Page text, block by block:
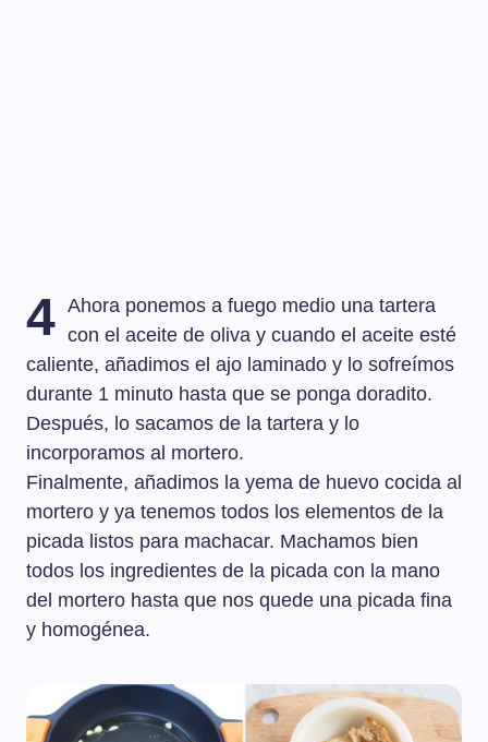
4 Ahora ponemos a fuego medio una tartera
con el aceite de oliva y cuando el aceite esté
caliente, añadimos el ajo laminado y lo sofreímos
durante 1 minuto hasta que se ponga doradito.
Después, lo sacamos de la tartera y lo
incorporamos al mortero.
Finalmente, añadimos la yema de huevo cocida al
mortero y ya tenemos todos los elementos de la
picada listos para machacar. Machamos bien
todos los ingredientes de la picada con la mano
del mortero hasta que nos quede una picada fina
y homogénea.